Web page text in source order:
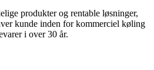
produkter og rentable løsninger,
kunde inden for kommerciel køling
i over 30 år.